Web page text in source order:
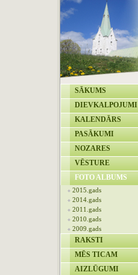
SĀKUMS
DIEVKALPOJUMI
KALENDĀRS
PASĀKUMI
NOZARES
VĒSTURE
FOTO ALBUMS
2015.gads
2014.gads
2011.gads
2010.gads
2009.gads
RAKSTI
MĒS TICAM
AIZLŪGUMI